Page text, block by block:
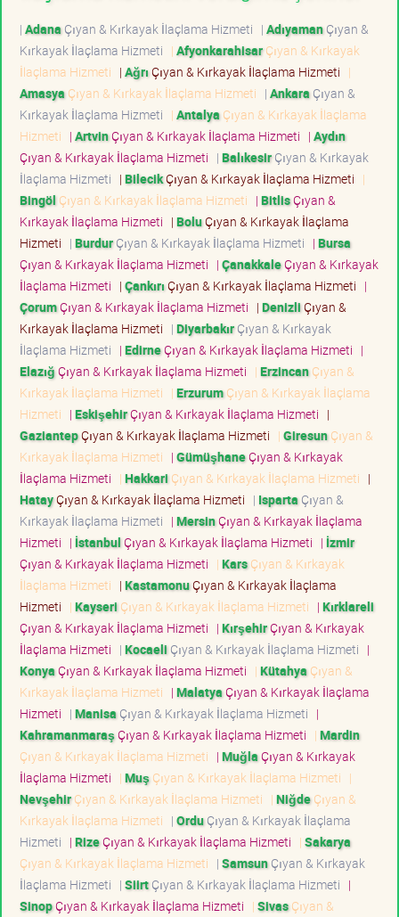
| Adana Çıyan & Kırkayak İlaçlama Hizmeti | AdıyamanÇıyan &
Kırkayak İlaçlama Hizmeti | AfyonkarahisarÇıyan & Kırkayak
İlaçlama Hizmeti | AğrıÇıyan & Kırkayak İlaçlama Hizmeti |
Amasya Çıyan & Kırkayak İlaçlama Hizmeti | Ankara Çıyan &
Kırkayak İlaçlama Hizmeti | Antalya Çıyan & Kırkayak İlaçlama
Hizmeti | ArtvinÇıyan & Kırkayak İlaçlama Hizmeti | Aydın
Çıyan & Kırkayak İlaçlama Hizmeti | BalıkesirÇıyan & Kırkayak
İlaçlama Hizmeti | BilecikÇıyan & Kırkayak İlaçlama Hizmeti |
Bingöl Çıyan & Kırkayak İlaçlama Hizmeti | BitlisÇıyan &
Kırkayak İlaçlama Hizmeti | BoluÇıyan & Kırkayak İlaçlama
Hizmeti | BurdurÇıyan & Kırkayak İlaçlama Hizmeti | Bursa
Çıyan & Kırkayak İlaçlama Hizmeti | ÇanakkaleÇıyan & Kırkayak
İlaçlama Hizmeti | ÇankırıÇıyan & Kırkayak İlaçlama Hizmeti |
ÇorumÇıyan & Kırkayak İlaçlama Hizmeti | DenizliÇıyan &
Kırkayak İlaçlama Hizmeti | DiyarbakırÇıyan & Kırkayak
İlaçlama Hizmeti | EdirneÇıyan & Kırkayak İlaçlama Hizmeti |
ElazığÇıyan & Kırkayak İlaçlama Hizmeti | ErzincanÇıyan &
Kırkayak İlaçlama Hizmeti | ErzurumÇıyan & Kırkayak İlaçlama
Hizmeti | EskişehirÇıyan & Kırkayak İlaçlama Hizmeti |
GaziantepÇıyan & Kırkayak İlaçlama Hizmeti | GiresunÇıyan &
Kırkayak İlaçlama Hizmeti | GümüşhaneÇıyan & Kırkayak
İlaçlama Hizmeti | Hakkari Çıyan & Kırkayak İlaçlama Hizmeti |
HatayÇıyan & Kırkayak İlaçlama Hizmeti | Isparta Çıyan &
Kırkayak İlaçlama Hizmeti | MersinÇıyan & Kırkayak İlaçlama
Hizmeti | İstanbulÇıyan & Kırkayak İlaçlama Hizmeti | İzmir
Çıyan & Kırkayak İlaçlama Hizmeti | KarsÇıyan & Kırkayak
İlaçlama Hizmeti | KastamonuÇıyan & Kırkayak İlaçlama
Hizmeti | Kayseri Çıyan & Kırkayak İlaçlama Hizmeti | Kırklareli
Çıyan & Kırkayak İlaçlama Hizmeti | KırşehirÇıyan & Kırkayak
İlaçlama Hizmeti | Kocaeli Çıyan & Kırkayak İlaçlama Hizmeti |
KonyaÇıyan & Kırkayak İlaçlama Hizmeti | Kütahya Çıyan &
Kırkayak İlaçlama Hizmeti | MalatyaÇıyan & Kırkayak İlaçlama
Hizmeti | Manisa Çıyan & Kırkayak İlaçlama Hizmeti |
KahramanmaraşÇıyan & Kırkayak İlaçlama Hizmeti | Mardin
Çıyan & Kırkayak İlaçlama Hizmeti | MuğlaÇıyan & Kırkayak
İlaçlama Hizmeti | Muş Çıyan & Kırkayak İlaçlama Hizmeti |
NevşehirÇıyan & Kırkayak İlaçlama Hizmeti | NiğdeÇıyan &
Kırkayak İlaçlama Hizmeti | OrduÇıyan & Kırkayak İlaçlama
Hizmeti | RizeÇıyan & Kırkayak İlaçlama Hizmeti | Sakarya
Çıyan & Kırkayak İlaçlama Hizmeti | SamsunÇıyan & Kırkayak
İlaçlama Hizmeti | SiirtÇıyan & Kırkayak İlaçlama Hizmeti |
SinopÇıyan & Kırkayak İlaçlama Hizmeti | SivasÇıyan &